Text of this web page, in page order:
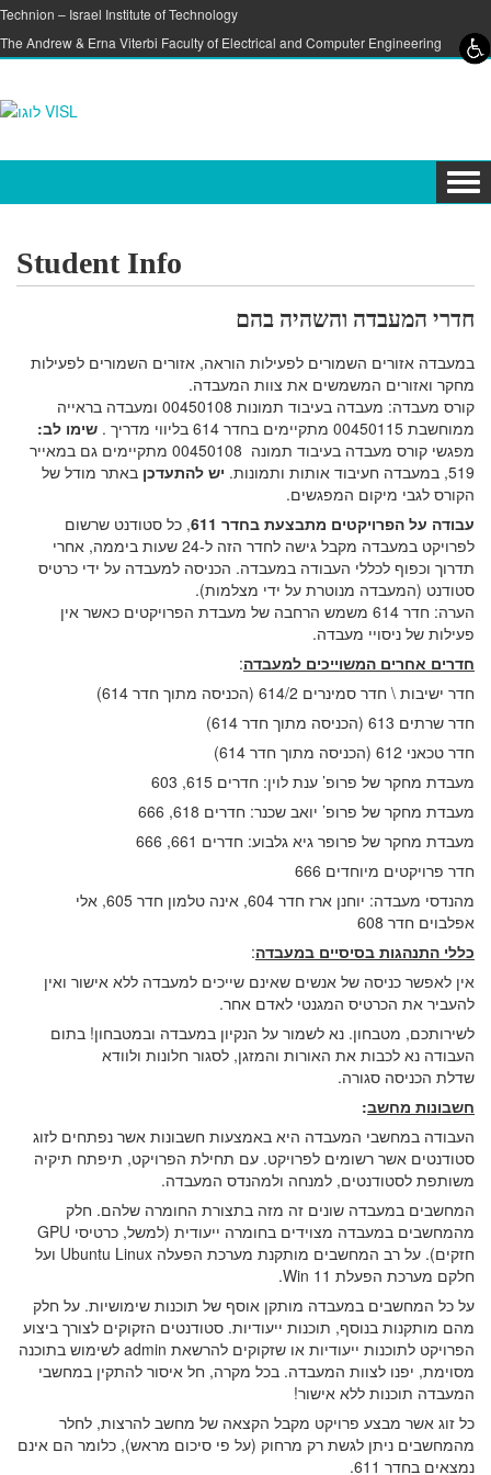
Skip to content
Skip to navigation
Technion – Israel Institute of Technology
The Andrew & Erna Viterbi Faculty of Electrical and Computer Engineering
Student Info
חדרי המעבדה והשהיה בהם
במעבדה אזורים השמורים לפעילות הוראה, אזורים השמורים לפעילות
מחקר ואזורים המשמשים את צוות המעבדה.
קורס מעבדה: מעבדה בעיבוד תמונות 00450108 ומעבדה בראייה
ממוחשבת 00450115 מתקיימים בחדר 614 בליווי מדריך .
שימו לב:
מפגשי קורס מעבדה בעיבוד תמונה 00450108 מתקיימים גם במאייר
519, במעבדה חעיבוד אותות ותמונות.
יש להתעדכן באתר מודל של
הקורס לגבי מיקום המפגשים.
עבודה על הפרויקטים מתבצעת בחדר 611
, כל סטודנט שרשום
לפרויקט במעבדה מקבל גישה לחדר הזה ל-24 שעות ביממה, אחרי
תדרוך וכפוף לכללי העבודה במעבדה. הכניסה למעבדה על ידי כרטיס
סטודנט (המעבדה מנוטרת על ידי מצלמות).
הערה: חדר 614 משמש הרחבה של מעבדת הפרויקטים כאשר אין
פעילות של ניסויי מעבדה.
חדרים אחרים המשוייכים למעבדה:
חדר ישיבות \ חדר סמינרים 614/2 (הכניסה מתוך חדר 614)
חדר שרתים 613 (הכניסה מתוך חדר 614)
חדר טכאני 612 (הכניסה מתוך חדר 614)
מעבדת מחקר של פרופ’ ענת לוין: חדרים 615, 603
מעבדת מחקר של פרופ’ יואב שכנר: חדרים 618, 666
מעבדת מחקר של פרופר גיא גלבוע: חדרים 661, 666
חדר פרויקטים מיוחדים 666
מהנדסי מעבדה: יוחנן ארז חדר 604, אינה טלמון חדר 605, אלי
אפלבוים חדר 608
כללי התנהגות בסיסיים במעבדה:
אין לאפשר כניסה של אנשים שאינם שייכים למעבדה ללא אישור ואין
להעביר את הכרטיס המגנטי לאדם אחר.
לשירותכם, מטבחון. נא לשמור על הנקיון במעבדה ובמטבחון! בתום
העבודה נא לכבות את האורות והמזגן, לסגור חלונות ולוודא
שדלת הכניסה סגורה.
חשבונות מחשב:
העבודה במחשבי המעבדה היא באמצעות חשבונות אשר נפתחים לזוג
סטודנטים אשר רשומים לפרויקט. עם תחילת הפרויקט, תיפתח תיקיה
משותפת לסטודנטים, למנחה ולמהנדס המעבדה.
המחשבים במעבדה שונים זה מזה בתצורת החומרה שלהם. חלק
מהמחשבים במעבדה מצוידים בחומרה ייעודית (למשל, כרטיסי GPU
חזקים). על רב המחשבים מותקנת מערכת הפעלה Ubuntu Linux ועל
חלקם מערכת הפעלת Win 11.
על כל המחשבים במעבדה מותקן אוסף של תוכנות שימושיות. על חלק
מהם מותקנות בנוסף, תוכנות ייעודיות. סטודנטים הזקוקים לצורך ביצוע
הפרויקט לתוכנות ייעודיות או שזקוקים להרשאת admin לשימוש בתוכנה
מסוימת, יפנו לצוות המעבדה. בכל מקרה, חל איסור להתקין במחשבי
המעבדה תוכנות ללא אישור!
כל זוג אשר מבצע פרויקט מקבל הקצאה של מחשב להרצות, לחלר
מהמחשבים ניתן לגשת רק מרחוק (על פי סיכום מראש), כלומר הם אינם
נמצאים בחדר 611.